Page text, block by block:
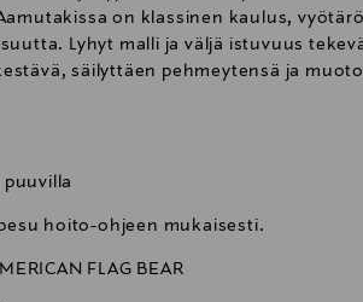
on klassinen kaulus,
Lyhyt malli ja väljä istuvuus
säilyttäen pehmeytensä ja
puuvilla
hoito-ohjeen mukaisesti.
FLAG BEAR